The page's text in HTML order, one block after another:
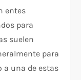
entes
para
suelen
para
a una de estas